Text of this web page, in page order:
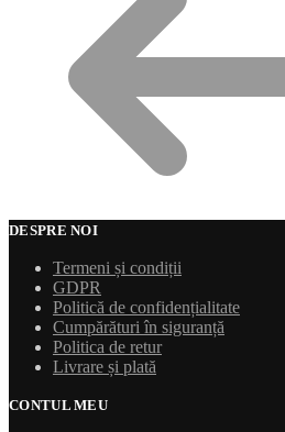
DESPRE NOI
Termeni și condiții
GDPR
Politică de confidențialitate
Cumpărături în siguranță
Politica de retur
Livrare și plată
CONTUL MEU